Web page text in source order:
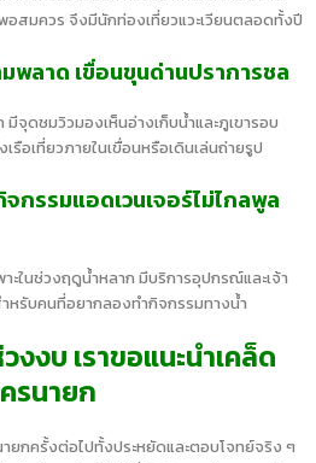
อสมควร จึงมีนักท่องเที่ยวแวะเวียนตลอดทั้งปี
พลาด เขื่อนขุนด่านปราการชล
ดชมวิวมองเห็นอ่างเก็บน้ำและภูเขารอบ
รือเที่ยวภายในเขื่อนหรือเดินเล่นถ่ายรูป
รรมแอดเวนเจอร์ไม่ไกลพูล
ในช่วงฤดูน้ำหลาก มีบริการอุปกรณ์และเจ้า
รับคนที่อยากลองทำกิจกรรมทางน้ำ
งงบ เราขอแนะนำเคล็ด
รนายก
ยกครั้งต่อไปทั้งประหยัดและตอบโจทย์จริง ๆ